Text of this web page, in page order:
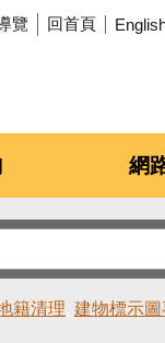
覽 回首頁
網
籍清理 建物標示圖